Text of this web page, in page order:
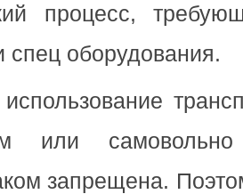
процесс,
спец оборудования.
или самовольно
запрещена.